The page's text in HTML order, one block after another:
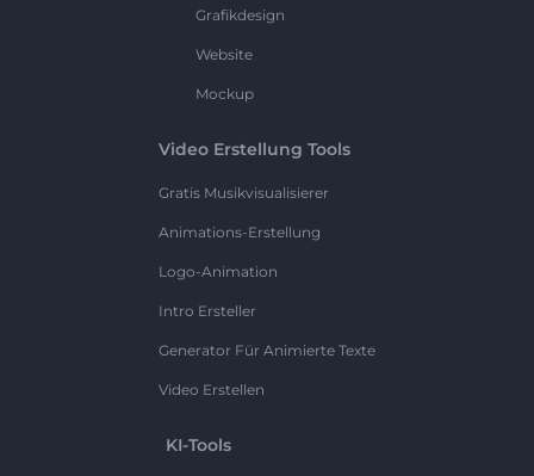
Grafikdesign
Website
Mockup
Video Erstellung Tools
Gratis Musikvisualisierer
Animations-Erstellung
Logo-Animation
Intro Ersteller
Generator Für Animierte Texte
Video Erstellen
KI-Tools